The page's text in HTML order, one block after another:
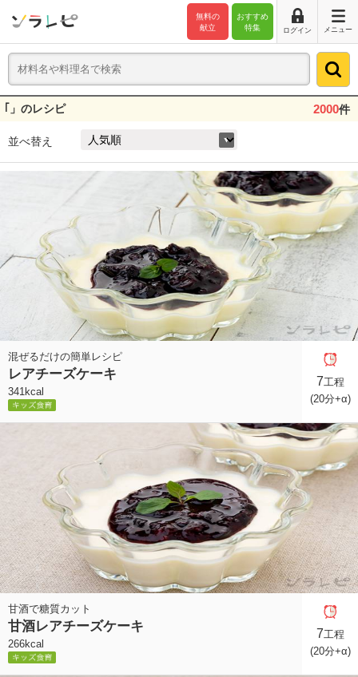
おすすめ
特集
無料の
献立
ログイン メニュー
｢」のレシピ 2000件
並べ替え
混ぜるだけの簡単レシピ
レアチーズケーキ
341kcal
7工程
(20分+α)
甘酒で糖質カット
甘酒レアチーズケーキ
266kcal
7工程
(20分+α)